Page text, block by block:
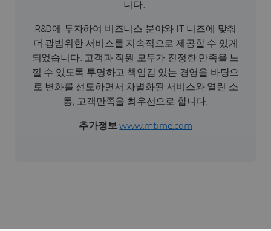
니다.
R&D에 투자하여 비즈니스 분야와 IT 니즈에 맞춰
더 광범위한 서비스를 지속적으로 제공할 수 있게
되었습니다. 고객과 직원 모두가 진정한 만족을 느
낄 수 있도록 투명하고 책임감 있는 경영을 바탕으
로 변화를 선도하면서 차별화된 서비스와 열린 소
통, 고객만족을 최우선으로 합니다.
추가정보 www.rntime.com